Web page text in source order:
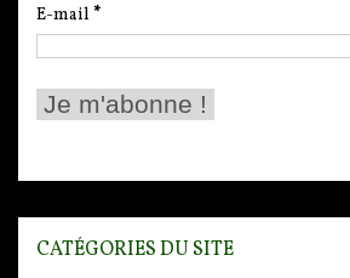
E-mail *
CATÉGORIES DU SITE